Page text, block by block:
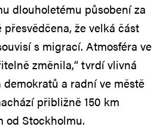
dlouholetému působení za
že velká část
s migrací. Atmosféra ve
změnila,“ tvrdí vlivná
a radní ve městě
přibližně 150 km
od Stockholmu.